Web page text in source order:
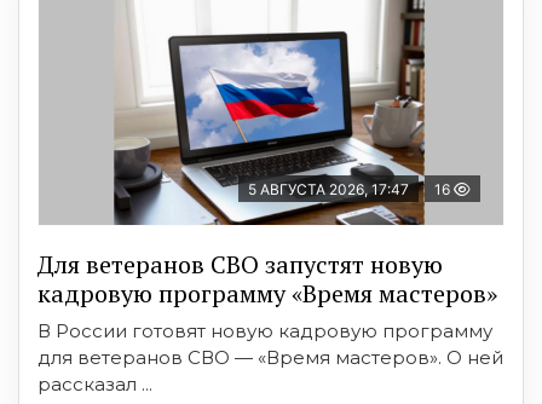
5 АВГУСТА 2026, 17:47 16
Для ветеранов СВО запустят новую
кадровую программу «Время мастеров»
В России готовят новую кадровую программу
для ветеранов СВО — «Время мастеров». О ней
рассказал ...